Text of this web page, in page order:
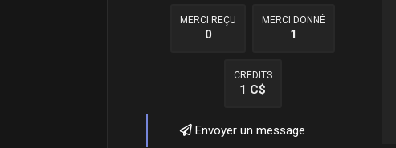
MERCI REÇU
0
MERCI DONNÉ
1
CREDITS
1 C$
Envoyer un message